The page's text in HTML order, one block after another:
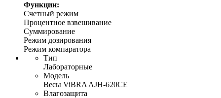
Функции:
Счетный режим
Процентное взвешивание
Суммирование
Режим дозирования
Режим компаратора
Тип
Лабораторные
Модель
Весы ViBRA AJH-620CE
Влагозащита